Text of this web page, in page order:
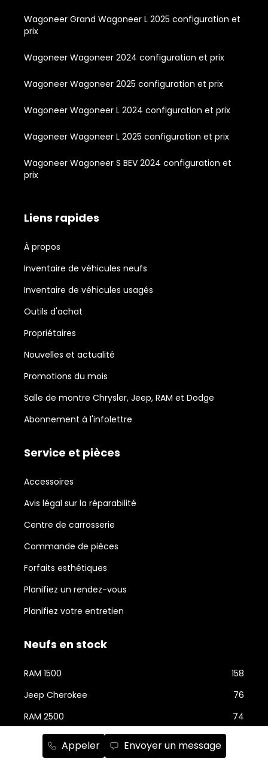
Appeler Envoyer un message
Wagoneer Grand Wagoneer L 2025 configuration et
prix
Wagoneer Wagoneer 2024 configuration et prix
Wagoneer Wagoneer 2025 configuration et prix
Wagoneer Wagoneer L 2024 configuration et prix
Wagoneer Wagoneer L 2025 configuration et prix
Wagoneer Wagoneer S BEV 2024 configuration et
prix
Liens rapides
À propos
Inventaire de véhicules neufs
Inventaire de véhicules usagés
Outils d'achat
Propriétaires
Nouvelles et actualité
Promotions du mois
Salle de montre Chrysler, Jeep, RAM et Dodge
Abonnement à l'infolettre
Service et pièces
Accessoires
Avis légal sur la réparabilité
Centre de carrosserie
Commande de pièces
Forfaits esthétiques
Planifiez un rendez-vous
Planifiez votre entretien
Neufs en stock
RAM 1500
158
Jeep Cherokee
76
RAM 2500
74
Jeep Wrangler
Jeep Grand Cherokee